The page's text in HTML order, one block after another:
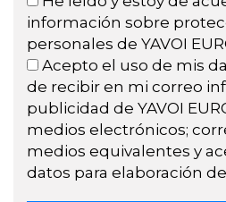
información sobre
personales de YAVOI
Acepto el uso de mis
de recibir en mi correo
publicidad de YAVOI
medios electrónicos;
medios equivalentes y
datos para elaboración